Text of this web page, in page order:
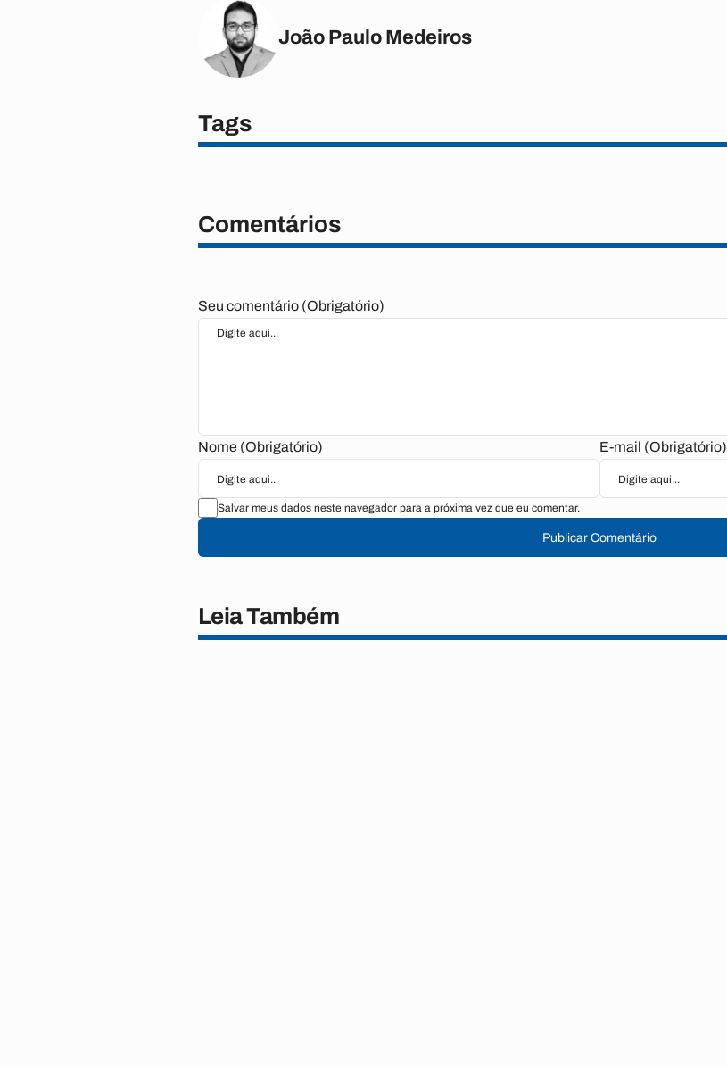
João Paulo Medeiros
Tags
Comentários
Seu comentário (Obrigatório)
Nome (Obrigatório) E-mail (Obrigatório)
Salvar meus dados neste navegador para a próxima vez que eu comentar.
Publicar Comentário
Leia Também